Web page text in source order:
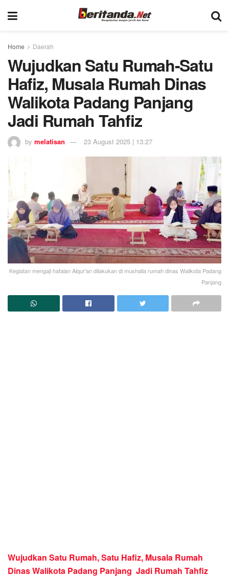
Home Daerah
Wujudkan Satu Rumah-Satu
Hafiz, Musala Rumah Dinas
Walikota Padang Panjang
Jadi Rumah Tahfiz
by melatisan 23 August 2025 | 13:27
Kegiatan mengaji hafalan Alqur'an dilakukan di mushalla rumah dinas Walikota Padang
Panjang
Wujudkan Satu Rumah, Satu Hafiz, Musala Rumah
Dinas Walikota Padang Panjang Jadi Rumah Tahfiz